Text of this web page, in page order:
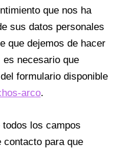
que nos ha
sus datos personales
que dejemos de hacer
necesario que
formulario disponible
arco.
los campos
contacto para que